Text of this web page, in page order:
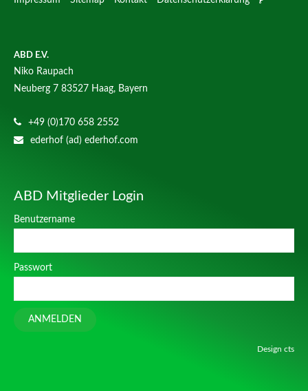
ABD E.V.
Niko Raupach
Neuberg 7 83527 Haag, Bayern
+49 (0)170 658 2552
ederhof (ad) ederhof.com
ABD Mitglieder Login
Benutzername
Passwort
ANMELDEN
Design cts